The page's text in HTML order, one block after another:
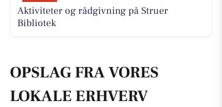
Aktiviteter og rådgivning på Struer
Bibliotek
OPSLAG FRA VORES
LOKALE ERHVERV